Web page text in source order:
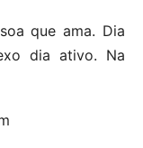
que ama. Dia
dia ativo. Na